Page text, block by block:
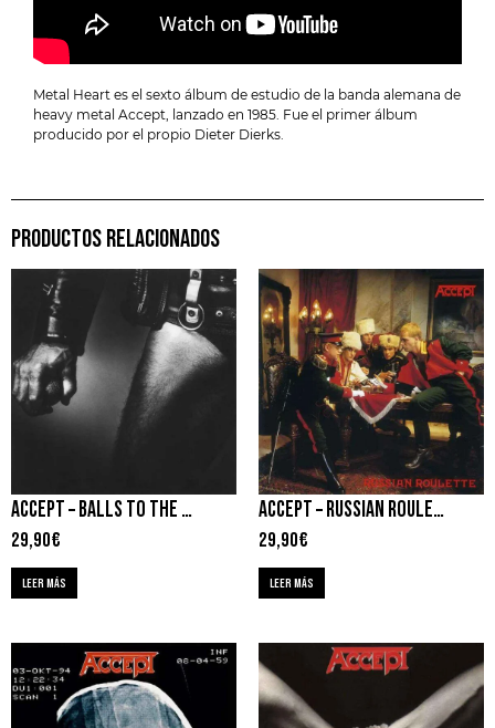
Metal Heart es el sexto álbum de estudio de la banda alemana de
heavy metal Accept, lanzado en 1985. Fue el primer álbum
producido por el propio Dieter Dierks.
PRODUCTOS RELACIONADOS
ACCEPT – BALLS TO THE WALL
29,90€
LEER MÁS
ACCEPT – RUSSIAN ROULETTE
29,90€
LEER MÁS